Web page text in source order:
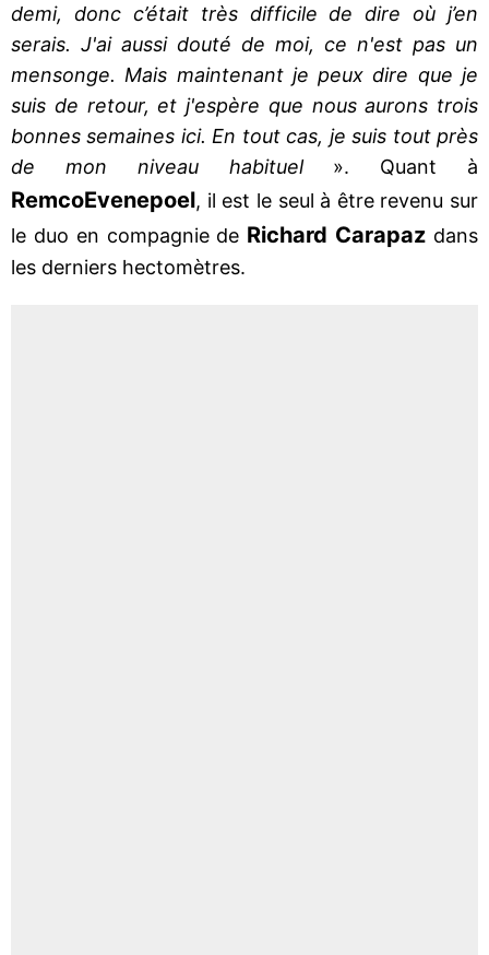
demi, donc c’était très difficile de dire où j’en
serais. J'ai aussi douté de moi, ce n'est pas un
mensonge. Mais maintenant je peux dire que je
suis de retour, et j'espère que nous aurons trois
bonnes semaines ici. En tout cas, je suis tout près
de mon niveau habituel ». Quant à
RemcoEvenepoel, il est le seul à être revenu sur
le duo en compagnie de Richard Carapaz dans
les derniers hectomètres.